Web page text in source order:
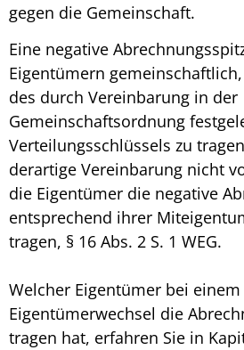
gegen die Gemeinschaft.
Eine negative
Eigentümern
des durch Vereinbarung in der
Gemeinschaftsordnung
Verteilungsschlüssels zu
derartige Vereinbarung nicht
die Eigentümer die negative
entsprechend ihrer
tragen, § 16 Abs. 2 S. 1 WEG.
Welcher Eigentümer bei einem
Eigentümerwechsel die
tragen hat, erfahren Sie in